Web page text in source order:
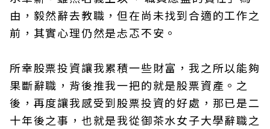
由，毅然辭去教職，但在尚未找到合適的工作之
前，其實心理仍然是忐忑不安。
所幸股票投資讓我累積一些財富，我之所以能夠
果斷辭職，背後推我一把的就是股票資產。之
後，再度讓我感受到股票投資的好處，那已是二
十年後之事，也就是我從御茶水女子大學辭職之